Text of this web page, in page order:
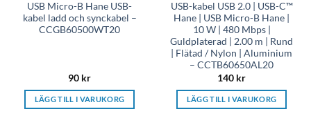
USB Micro-B Hane USB-
kabel ladd och synckabel –
CCGB60500WT20
90 kr
LÄGG TILL I VARUKORG
USB-kabel USB 2.0 | USB-C™
Hane | USB Micro-B Hane |
10 W | 480 Mbps |
Guldplaterad | 2.00 m | Rund
| Flätad / Nylon | Aluminium
– CCTB60650AL20
140 kr
LÄGG TILL I VARUKORG